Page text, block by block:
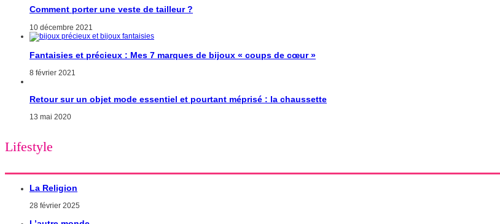
Comment porter une veste de tailleur ?
10 décembre 2021
Fantaisies et précieux : Mes 7 marques de bijoux « coups de cœur »
8 février 2021
Retour sur un objet mode essentiel et pourtant méprisé : la chaussette
13 mai 2020
Lifestyle
La Religion
28 février 2025